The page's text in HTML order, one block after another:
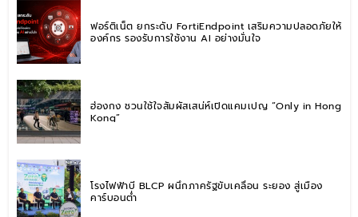
ฟอร์ติเน็ต ยกระดับ FortiEndpoint เสริมความปลอดภัยให้
องค์กร รองรับการใช้งาน AI อย่างมั่นใจ
ฮ่องกง ชวนใช้ใจสัมผัสเสน่ห์เปิดแคมเปญ “Only in Hong
Kong”
โรงไฟฟ้าบี BLCP ผนึกภาครัฐขับเคลื่อน ระยอง สู่เมือง
คาร์บอนต่ำ